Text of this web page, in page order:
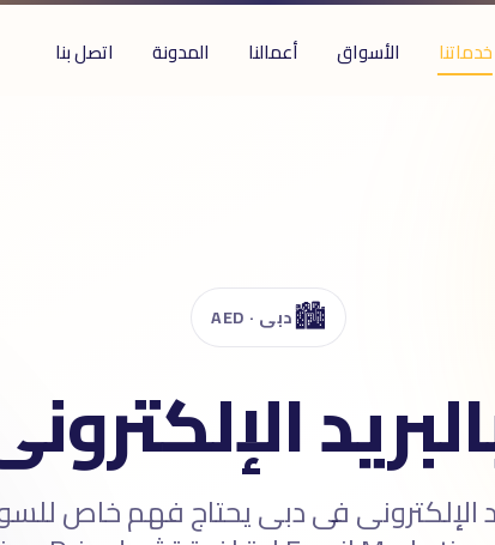
خدماتنا الأسواق أعمالنا المدونة اتصل بنا
🏙️دبى · AED
الإلكترونى فى دبى يحتاج فهم خاص